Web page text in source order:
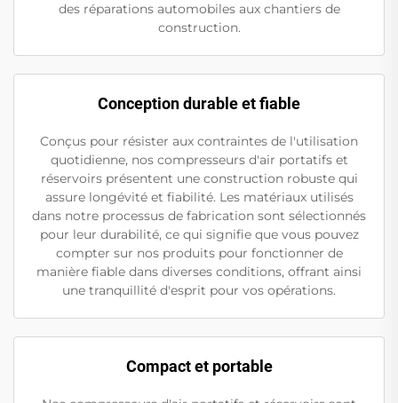
des réparations automobiles aux chantiers de
construction.
Conception durable et fiable
Conçus pour résister aux contraintes de l'utilisation
quotidienne, nos compresseurs d'air portatifs et
réservoirs présentent une construction robuste qui
assure longévité et fiabilité. Les matériaux utilisés
dans notre processus de fabrication sont sélectionnés
pour leur durabilité, ce qui signifie que vous pouvez
compter sur nos produits pour fonctionner de
manière fiable dans diverses conditions, offrant ainsi
une tranquillité d'esprit pour vos opérations.
Compact et portable